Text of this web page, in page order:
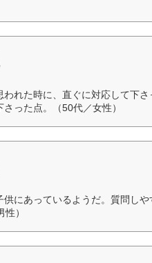
れた時に、直ぐに対応して下
った点。（50代／女性）
にあっているようだ。質問し
）